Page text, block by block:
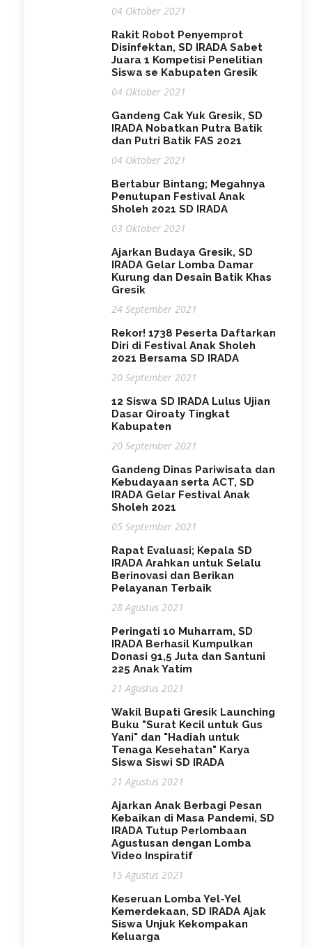
04 Oktober 2021
Rakit Robot Penyemprot
Disinfektan, SD IRADA Sabet
Juara 1 Kompetisi Penelitian
Siswa se Kabupaten Gresik
04 Oktober 2021
Gandeng Cak Yuk Gresik, SD
IRADA Nobatkan Putra Batik
dan Putri Batik FAS 2021
04 Oktober 2021
Bertabur Bintang; Megahnya
Penutupan Festival Anak
Sholeh 2021 SD IRADA
03 Oktober 2021
Ajarkan Budaya Gresik, SD
IRADA Gelar Lomba Damar
Kurung dan Desain Batik Khas
Gresik
24 September 2021
Rekor! 1738 Peserta Daftarkan
Diri di Festival Anak Sholeh
2021 Bersama SD IRADA
20 September 2021
12 Siswa SD IRADA Lulus Ujian
Dasar Qiroaty Tingkat
Kabupaten
20 September 2021
Gandeng Dinas Pariwisata dan
Kebudayaan serta ACT, SD
IRADA Gelar Festival Anak
Sholeh 2021
05 September 2021
Rapat Evaluasi; Kepala SD
IRADA Arahkan untuk Selalu
Berinovasi dan Berikan
Pelayanan Terbaik
28 Agustus 2021
Peringati 10 Muharram, SD
IRADA Berhasil Kumpulkan
Donasi 91,5 Juta dan Santuni
225 Anak Yatim
21 Agustus 2021
Wakil Bupati Gresik Launching
Buku "Surat Kecil untuk Gus
Yani" dan "Hadiah untuk
Tenaga Kesehatan" Karya
Siswa Siswi SD IRADA
21 Agustus 2021
Ajarkan Anak Berbagi Pesan
Kebaikan di Masa Pandemi, SD
IRADA Tutup Perlombaan
Agustusan dengan Lomba
Video Inspiratif
15 Agustus 2021
Keseruan Lomba Yel-Yel
Kemerdekaan, SD IRADA Ajak
Siswa Unjuk Kekompakan
Keluarga